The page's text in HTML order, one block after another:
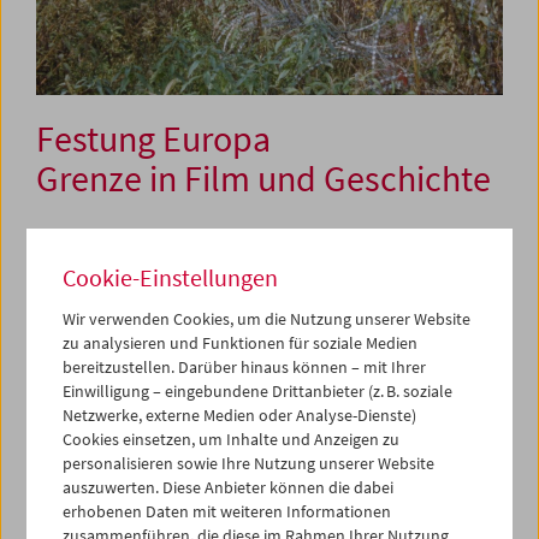
Festung Europa
Grenze in Film und Geschichte
17. bis 20. Juni 2025
Angesichts der Tatsache, dass die europäischen Staats-
und Regierungschefs fieberhaft die Militarisierung
Europas fordern, mutet es seltsam an, wenn dasselbe
Europa immer wieder betont, dass es sich für Inklusion,
Gleichberechtigung und Vielfalt einsetzt. Europa ist seit
jeher von Grenzen durchzogen und geteilt: mit Sicherheit
von solchen, die von den offiziellen Institutionen wie der
Polizei, den Einwanderungsbehörden usw., errichtet
worden sind. Vor allem aber von jenen Grenzen im Herzen
Cookie-Einstellungen
Wir verwenden Cookies, um die Nutzung unserer Website
zu analysieren und Funktionen für soziale Medien
bereitzustellen. Darüber hinaus können – mit Ihrer
Einwilligung – eingebundene Drittanbieter (z. B. soziale
Netzwerke, externe Medien oder Analyse-Dienste)
Cookies einsetzen, um Inhalte und Anzeigen zu
personalisieren sowie Ihre Nutzung unserer Website
auszuwerten. Diese Anbieter können die dabei
erhobenen Daten mit weiteren Informationen